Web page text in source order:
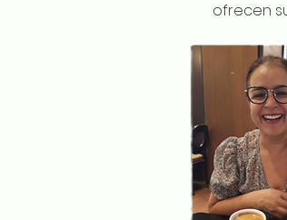
ofrecen